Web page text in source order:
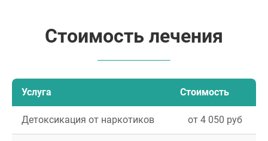
Стоимость лечения
Услуга Стоимость
Детоксикация от наркотиков от 4 050 руб